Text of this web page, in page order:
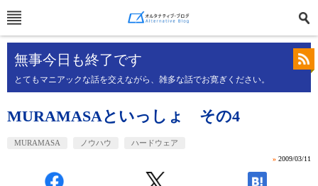
無事今日も終了です
とてもマニアックな話を交えながら、雑多な話でお寛ぎください。
MURAMASAといっしょ その4
MURAMASA ノウハウ ハードウェア
» 2009/03/11